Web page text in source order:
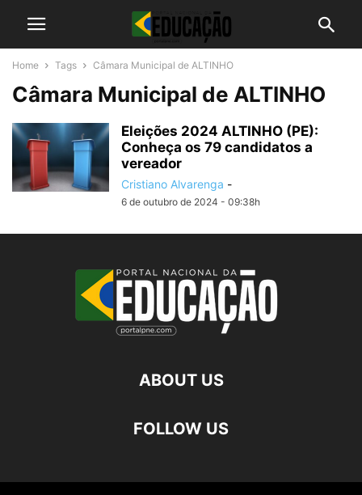
Home Tags Câmara Municipal de ALTINHO
Câmara Municipal de ALTINHO
Eleições 2024 ALTINHO (PE):
Conheça os 79 candidatos a
vereador
Cristiano Alvarenga -
6 de outubro de 2024 - 09:38h
ABOUT US
FOLLOW US